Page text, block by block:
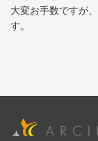
大変お手数ですが
す。